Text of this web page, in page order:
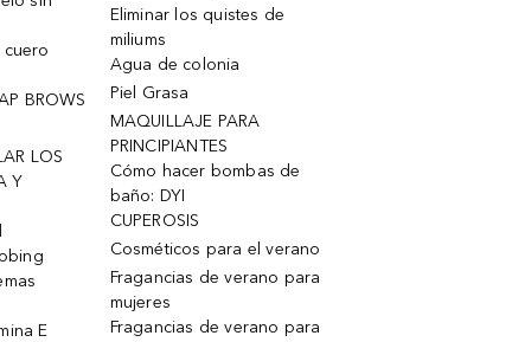
cuero
BROWS
LOS
Y
E
Eliminar los quistes de
miliums
Agua de colonia
Piel Grasa
MAQUILLAJE PARA
PRINCIPIANTES
Cómo hacer bombas de
baño: DYI
CUPEROSIS
Cosméticos para el verano
Fragancias de verano para
mujeres
Fragancias de verano para